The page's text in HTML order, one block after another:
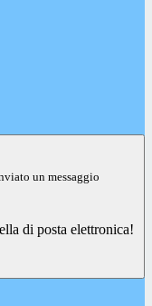
un messaggio
di posta elettronica!